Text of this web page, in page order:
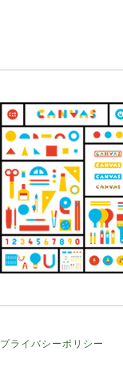
プライバシーポリシー